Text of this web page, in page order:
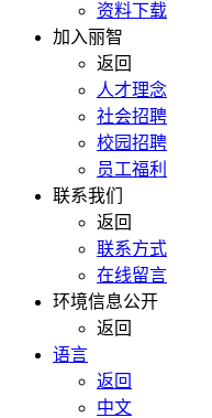
资料下载
加入丽智
返回
人才理念
社会招聘
校园招聘
员工福利
联系我们
返回
联系方式
在线留言
环境信息公开
返回
语言
返回
中文